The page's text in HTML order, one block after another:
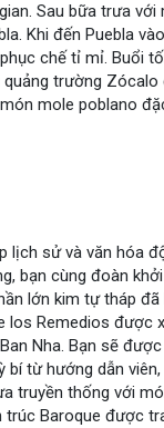
Sau bữa trưa
Khi đến Puebla
chế tỉ mỉ. Buổi
trường
mole poblano
lịch sử và văn hóa
bạn cùng đoàn
lớn kim tự tháp
Remedios được
Nha. Bạn sẽ
từ hướng dẫn
truyền thống với
Baroque được